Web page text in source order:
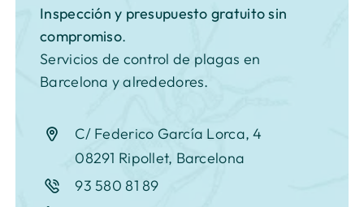
Inspección y presupuesto gratuito sin
compromiso.
Servicios de control de plagas en
Barcelona y alrededores.
C/ Federico García Lorca, 4
08291 Ripollet, Barcelona
93 580 81 89